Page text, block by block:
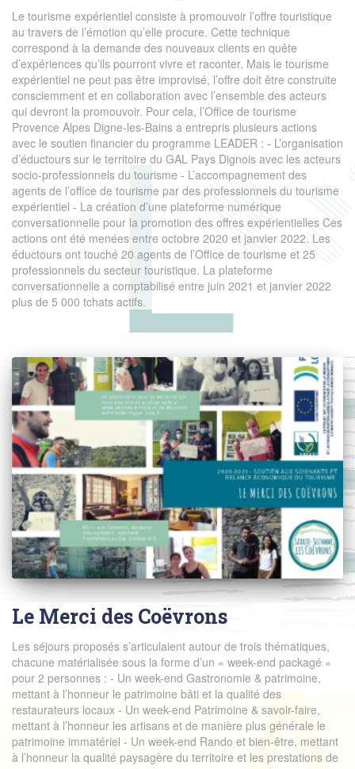
Le tourisme expérientiel consiste à promouvoir l’offre touristique
au travers de l’émotion qu’elle procure. Cette technique
correspond à la demande des nouveaux clients en quête
d’expériences qu’ils pourront vivre et raconter. Mais le tourisme
expérientiel ne peut pas être improvisé, l’offre doit être construite
consciemment et en collaboration avec l’ensemble des acteurs
qui devront la promouvoir. Pour cela, l’Office de tourisme
Provence Alpes Digne-les-Bains a entrepris plusieurs actions
avec le soutien financier du programme LEADER : - L’organisation
d’éductours sur le territoire du GAL Pays Dignois avec les acteurs
socio-professionnels du tourisme - L’accompagnement des
agents de l’office de tourisme par des professionnels du tourisme
expérientiel - La création d’une plateforme numérique
conversationnelle pour la promotion des offres expérientielles Ces
actions ont été menées entre octobre 2020 et janvier 2022. Les
éductours ont touché 20 agents de l’Office de tourisme et 25
professionnels du secteur touristique. La plateforme
conversationnelle a comptabilisé entre juin 2021 et janvier 2022
plus de 5 000 tchats actifs.
Le Merci des Coëvrons
Les séjours proposés s’articulaient autour de trois thématiques,
chacune matérialisée sous la forme d’un « week-end packagé »
pour 2 personnes : - Un week-end Gastronomie & patrimoine,
mettant à l’honneur le patrimoine bâti et la qualité des
restaurateurs locaux - Un week-end Patrimoine & savoir-faire,
mettant à l’honneur les artisans et de manière plus générale le
patrimoine immatériel - Un week-end Rando et bien-être, mettant
à l’honneur la qualité paysagère du territoire et les prestations de